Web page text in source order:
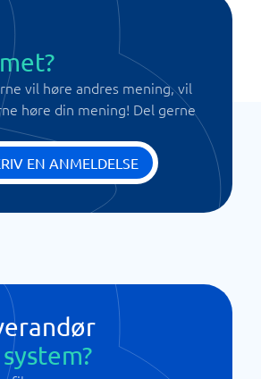
vil høre andres mening, vil
høre din mening! Del gerne
EN ANMELDELSE